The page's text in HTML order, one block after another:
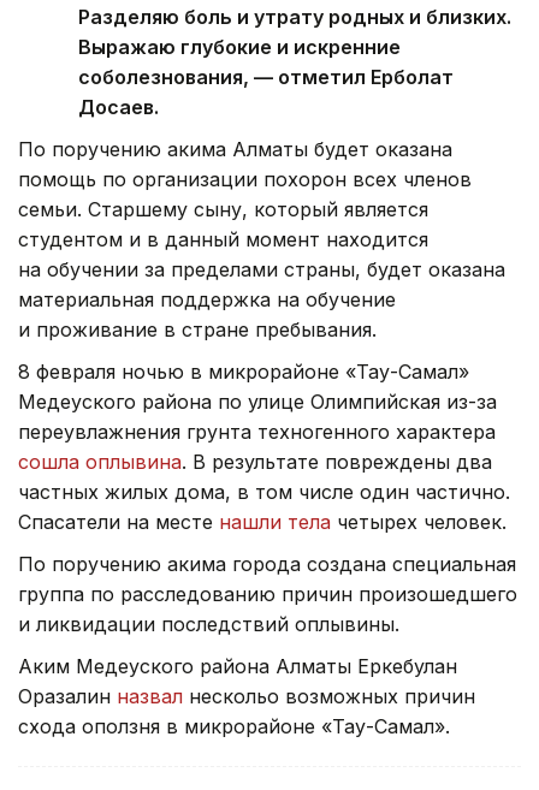
Разделяю боль и утрату родных и близких.
Выражаю глубокие и искренние
соболезнования, — отметил Ерболат
Досаев.
По поручению акима Алматы будет оказана
помощь по организации похорон всех членов
семьи. Старшему сыну, который является
студентом и в данный момент находится
на обучении за пределами страны, будет оказана
материальная поддержка на обучение
и проживание в стране пребывания.
8 февраля ночью в микрорайоне «Тау-Самал»
Медеуского района по улице Олимпийская из-за
переувлажнения грунта техногенного характера
сошла оплывина. В результате повреждены два
частных жилых дома, в том числе один частично.
Спасатели на месте нашли тела четырех человек.
По поручению акима города создана специальная
группа по расследованию причин произошедшего
и ликвидации последствий оплывины.
Аким Медеуского района Алматы Еркебулан
Оразалин назвал нескольо возможных причин
схода оползня в микрорайоне «Тау-Самал».